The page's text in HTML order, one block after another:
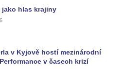
859 v
Mikovu v
jako hlas krajiny
v Kyjově hostí mezinárodní
v časech krizí